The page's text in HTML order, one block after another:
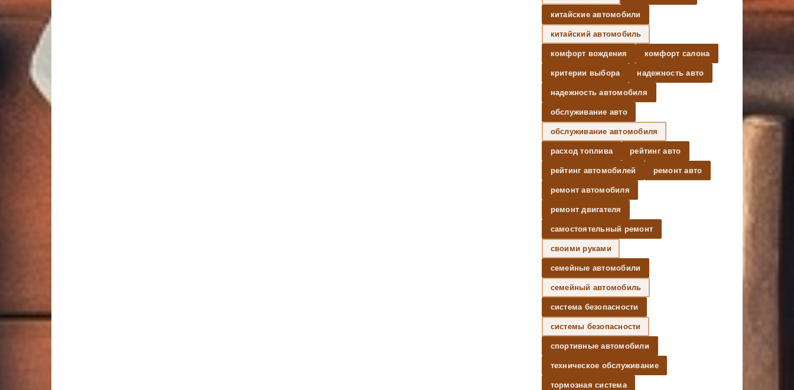
китайские автомобили
китайский автомобиль
комфорт вождения комфорт салона
критерии выбора надежность авто
надежность автомобиля
обслуживание авто
обслуживание автомобиля
расход топлива рейтинг авто
рейтинг автомобилей ремонт авто
ремонт автомобиля
ремонт двигателя
самостоятельный ремонт
своими руками
семейные автомобили
семейный автомобиль
система безопасности
системы безопасности
спортивные автомобили
техническое обслуживание
тормозная система